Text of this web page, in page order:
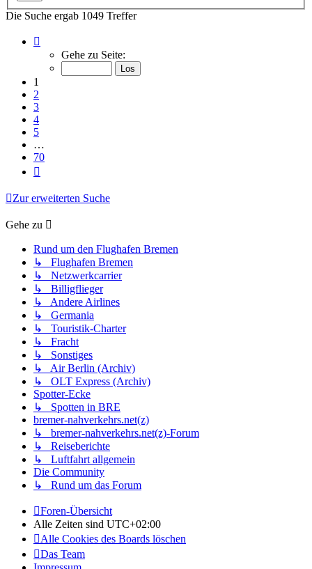
Die Suche ergab 1049 Treffer
von
Gehe zu Seite:
1
2
3
4
5
…
70
Zur erweiterten Suche
Gehe zu
Rund um den Flughafen Bremen
↳ Flughafen Bremen
↳ Netzwerkcarrier
↳ Billigflieger
↳ Andere Airlines
↳ Germania
↳ Touristik-Charter
↳ Fracht
↳ Sonstiges
↳ Air Berlin (Archiv)
↳ OLT Express (Archiv)
Spotter-Ecke
↳ Spotten in BRE
bremer-nahverkehrs.net(z)
↳ bremer-nahverkehrs.net(z)-Forum
↳ Reiseberichte
↳ Luftfahrt allgemein
Die Community
↳ Rund um das Forum
Foren-Übersicht
Alle Zeiten sind UTC+02:00
Alle Cookies des Boards löschen
Das Team